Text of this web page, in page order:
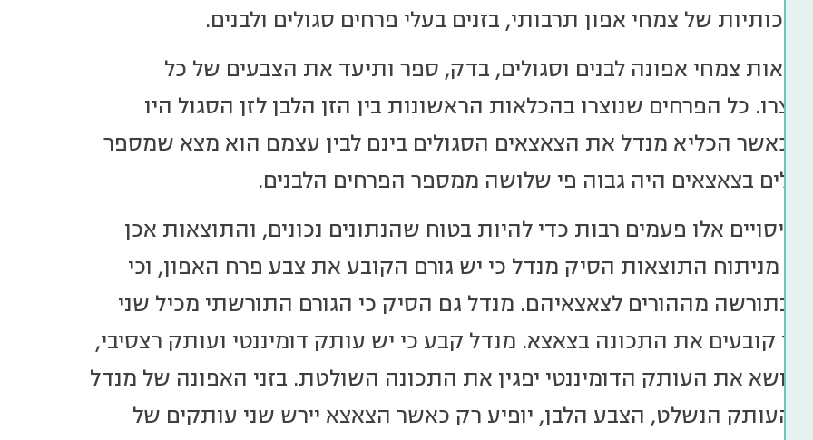
של צמחי אפון תרבותי, בזנים בעלי פרחים סגולים ולבנים.
מאות צמחי אפונה לבנים וסגולים, בדק, ספר ותיעד את הצבעים של כל
כל הפרחים שנוצרו בהכלאות הראשונות בין הזן הלבן לזן הסגול היו
כאשר הכליא מנדל את הצאצאים הסגולים בינם לבין עצמם הוא מצא שמספר
בצאצאים היה גבוה פי שלושה ממספר הפרחים הלבנים.
ניסויים אלו פעמים רבות כדי להיות בטוח שהנתונים נכונים, והתוצאות אכן
מניתוח התוצאות הסיק מנדל כי יש גורם הקובע את צבע פרח האפון, וכי
בתורשה מההורים לצאצאיהם. מנדל גם הסיק כי הגורם התורשתי מכיל שני
קובעים את התכונה בצאצא. מנדל קבע כי יש עותק דומיננטי ועותק רצסיבי,
הנושא את העותק הדומיננטי יפגין את התכונה השולטת. בזני האפונה של מנדל
העותק הנשלט, הצבע הלבן, יופיע רק כאשר הצאצא יירש שני עותקים של